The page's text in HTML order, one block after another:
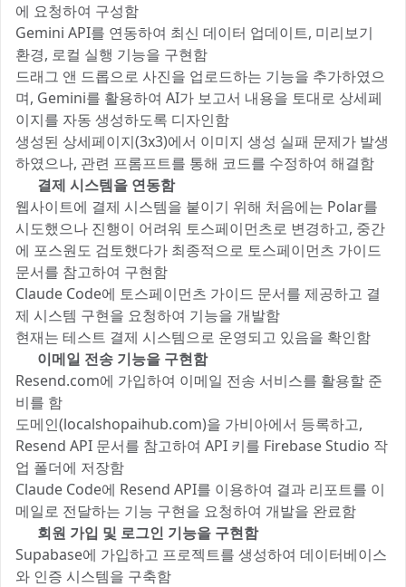
에 요청하여 구성함
Gemini API를 연동하여 최신 데이터 업데이트, 미리보기
환경, 로컬 실행 기능을 구현함
드래그 앤 드롭으로 사진을 업로드하는 기능을 추가하였으
며, Gemini를 활용하여 AI가 보고서 내용을 토대로 상세페
이지를 자동 생성하도록 디자인함
생성된 상세페이지(3x3)에서 이미지 생성 실패 문제가 발생
하였으나, 관련 프롬프트를 통해 코드를 수정하여 해결함
결제 시스템을 연동함
웹사이트에 결제 시스템을 붙이기 위해 처음에는 Polar를
시도했으나 진행이 어려워 토스페이먼츠로 변경하고, 중간
에 포스원도 검토했다가 최종적으로 토스페이먼츠 가이드
문서를 참고하여 구현함
Claude Code에 토스페이먼츠 가이드 문서를 제공하고 결
제 시스템 구현을 요청하여 기능을 개발함
현재는 테스트 결제 시스템으로 운영되고 있음을 확인함
이메일 전송 기능을 구현함
Resend.com에 가입하여 이메일 전송 서비스를 활용할 준
비를 함
도메인(localshopaihub.com)을 가비아에서 등록하고,
Resend API 문서를 참고하여 API 키를 Firebase Studio 작
업 폴더에 저장함
Claude Code에 Resend API를 이용하여 결과 리포트를 이
메일로 전달하는 기능 구현을 요청하여 개발을 완료함
회원 가입 및 로그인 기능을 구현함
Supabase에 가입하고 프로젝트를 생성하여 데이터베이스
와 인증 시스템을 구축함